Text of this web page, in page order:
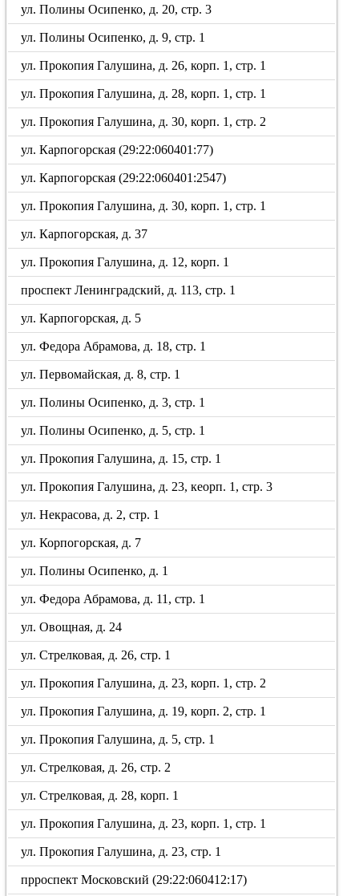
ул. Полины Осипенко, д. 20, стр. 3
ул. Полины Осипенко, д. 9, стр. 1
ул. Прокопия Галушина, д. 26, корп. 1, стр. 1
ул. Прокопия Галушина, д. 28, корп. 1, стр. 1
ул. Прокопия Галушина, д. 30, корп. 1, стр. 2
ул. Карпогорская (29:22:060401:77)
ул. Карпогорская (29:22:060401:2547)
ул. Прокопия Галушина, д. 30, корп. 1, стр. 1
ул. Карпогорская, д. 37
ул. Прокопия Галушина, д. 12, корп. 1
проспект Ленинградский, д. 113, стр. 1
ул. Карпогорская, д. 5
ул. Федора Абрамова, д. 18, стр. 1
ул. Первомайская, д. 8, стр. 1
ул. Полины Осипенко, д. 3, стр. 1
ул. Полины Осипенко, д. 5, стр. 1
ул. Прокопия Галушина, д. 15, стр. 1
ул. Прокопия Галушина, д. 23, кеорп. 1, стр. 3
ул. Некрасова, д. 2, стр. 1
ул. Корпогорская, д. 7
ул. Полины Осипенко, д. 1
ул. Федора Абрамова, д. 11, стр. 1
ул. Овощная, д. 24
ул. Стрелковая, д. 26, стр. 1
ул. Прокопия Галушина, д. 23, корп. 1, стр. 2
ул. Прокопия Галушина, д. 19, корп. 2, стр. 1
ул. Прокопия Галушина, д. 5, стр. 1
ул. Стрелковая, д. 26, стр. 2
ул. Стрелковая, д. 28, корп. 1
ул. Прокопия Галушина, д. 23, корп. 1, стр. 1
ул. Прокопия Галушина, д. 23, стр. 1
прроспект Московский (29:22:060412:17)